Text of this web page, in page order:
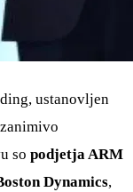
ustanovljen
so podjetja ARM
Dynamics,